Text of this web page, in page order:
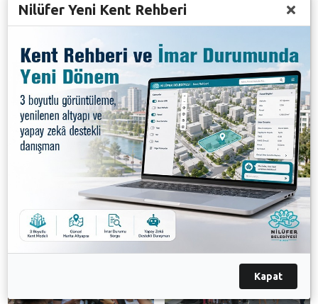
Konuyla ilgili Cumhuriyet Savcılığı’na, Büyükşehir
Belediyesi’ne, Nilüfer Belediyesine ve Kayamaklık’a
başvuru yaptıklarını anlatan Çelik, “Eğer bu ülkede
gerçekten adalet varsa, toplum huzuru ve sağlığı ön
plandaysa, gelecek nesillere kanser denilen bu illeti
aktarmak istemiyorsak, bu baz istasyonu derhal
buradan sökülmelidir,” şeklinde konuştu. Basın
açıklamasının ardından Karaman Mahallesi sakinleri
protesto amacı ile yanlarında getirdikleri yumurtaları,
baz istasyonuna doğru fırlattılar.
Nilüfer Yeni Kent Rehberi
Kapat